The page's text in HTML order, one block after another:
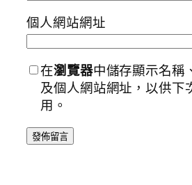
個人網站網址
在瀏覽器中儲存顯示名稱
及個人網站網址，以供下
用。